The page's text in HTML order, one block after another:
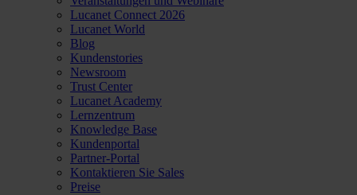
Lucanet Connect 2026
Lucanet World
Blog
Kundenstories
Newsroom
Trust Center
Lucanet Academy
Lernzentrum
Knowledge Base
Kundenportal
Partner-Portal
Kontaktieren Sie Sales
Preise